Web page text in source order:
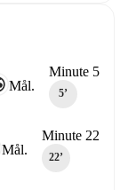
Minute 5
5‎’‎
Mål.
Minute 22
22‎’‎
Mål.